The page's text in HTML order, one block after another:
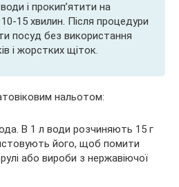
і прокип’ятити на
15 хвилин. Після процедури
посуд без використання
і жорстких щіток.
нальотом:
В 1 л води розчиняють 15 г
його, щоб помити
або вироби з нержавіючої